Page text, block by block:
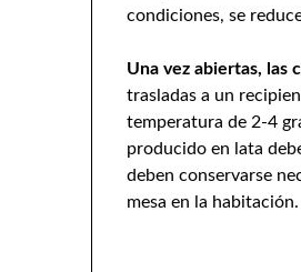
condiciones, se
Una vez abiertas, las
trasladas a un
temperatura de 2-4
producido en lata
deben conservarse
mesa en la habitación.